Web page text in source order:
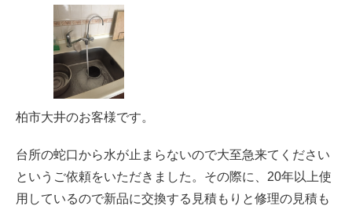
柏市大井のお客様です。
台所の蛇口から水が止まらないので大至急来てください
というご依頼をいただきました。その際に、20年以上使
用しているので新品に交換する見積もりと修理の見積も